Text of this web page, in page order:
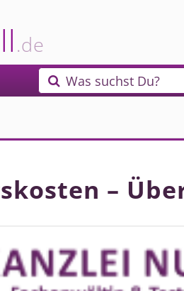
.de
 Was suchst Du?
–